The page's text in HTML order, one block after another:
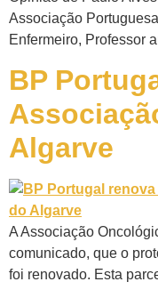
Associação
Enfermeiro, Professor
BP
Algarve
A Associação
comunicado, que o
foi renovado. Esta